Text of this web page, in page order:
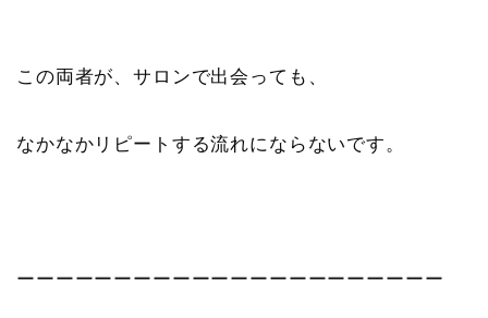
この両者が、サロンで出会っても、
なかなかリピートする流れにならないです。
ーーーーーーーーーーーーーーーーーーーーーー